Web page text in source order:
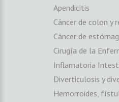
Apendicitis
Cáncer de colon y
Cáncer de
Cirugía de la
Inflamatoria
Diverticulosis y
Hemorroides,